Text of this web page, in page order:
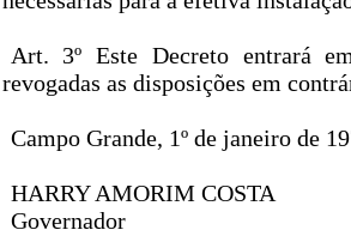
Art. 3º Este Decreto entrará
revogadas as disposições em
Campo Grande, 1º de janeiro de
HARRY AMORIM COSTA
Governador